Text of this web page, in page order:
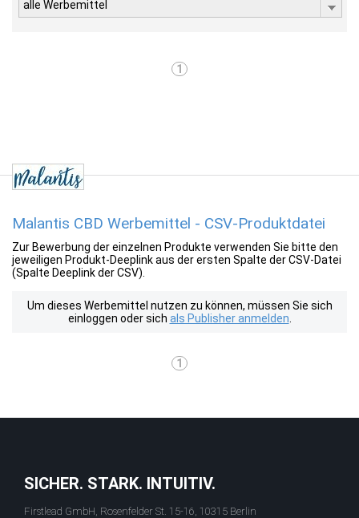
alle Werbemittel
1
Malantis CBD Werbemittel - CSV-Produktdatei
Zur Bewerbung der einzelnen Produkte verwenden Sie bitte den
jeweiligen Produkt-Deeplink aus der ersten Spalte der CSV-Datei
(Spalte Deeplink der CSV).
Um dieses Werbemittel nutzen zu können, müssen Sie sich
einloggen oder sich als Publisher anmelden
1
SICHER. STARK. INTUITIV.
Firstlead GmbH, Rosenfelder St. 15-16, 10315 Berlin